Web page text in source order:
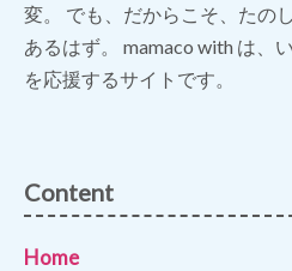
変。 でも、だからこそ、たの
あるはず。 mamaco with は、
を応援するサイトです。
Content
Home